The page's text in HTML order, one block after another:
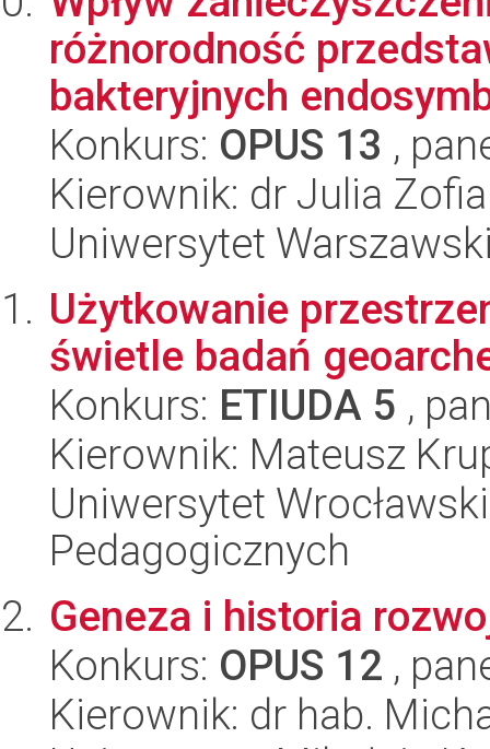
różnorodność
bakteryjnych
Konkurs: OPUS 13 ,
Kierownik: dr Julia
Uniwersytet
Użytkowanie
świetle badań
Konkurs: ETIUDA 5 ,
Kierownik: Mateusz
Uniwersytet
Pedagogicznych
Geneza i historia
Konkurs: OPUS 12 ,
Kierownik: dr hab.